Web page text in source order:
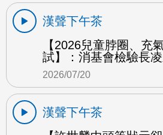
漢聲下午茶
【2026兒童脖圈、充
試】：消基會檢驗長
2026/07/20
漢聲下午茶